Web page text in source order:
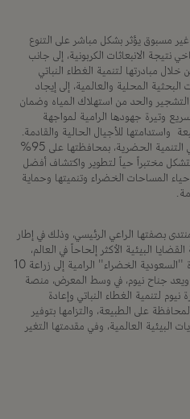
مسبوق يؤثر بشكل مباشر على التنوع
نتيجة الانبعاثات الكربونية، إلى جانب
مبادرتها لتنمية الغطاء النباتي
المحلية والعالمية، إلى إيجاد
التشجير والحد من استهلاك المياه وضمان
وتيرة جهودها الرامية لمواجهة
واستدامتها للأجيال الحالية والقادمة.
وتقدم نيوم نموذجاً عالمياً غير مسبوق في التنمية الحضرية، بمحافظتها على 95%
مختبراً حياً لتطوير واكتشاف أفضل
المساحات الخضراء وتنميتها وحماية
بصفتها الراعي الرئيسي، وذلك في إطار
البيئية الأكثر إلحاحاً في العالم،
والمساهمة في تحقيق مستهدفات مبادرة "السعودية الخضراء" الرامية إلى زراعة 10
جناح نيوم، في وسط المعرض، منصة
لتنمية الغطاء النباتي وإعادة
على الطبيعة، والتزامها بتوفير
البيئية العالمية، وفي مقدمتها التغير